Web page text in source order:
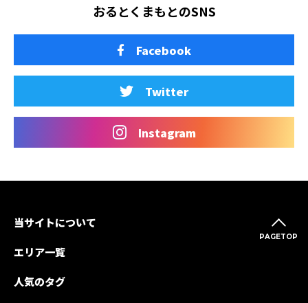
おるとくまもとのSNS
Facebook
Twitter
Instagram
PAGETOP
当サイトについて
エリア一覧
人気のタグ